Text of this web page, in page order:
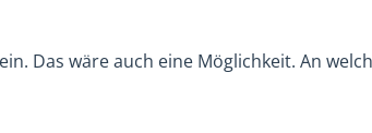
Das wäre auch eine Möglichkeit. An